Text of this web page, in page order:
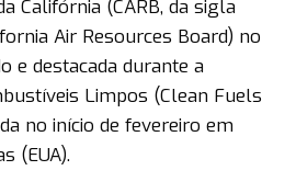
Califórnia (CARB, da sigla
Air Resources Board) no
e destacada durante a
Limpos (Clean Fuels
no início de fevereiro em
(EUA).